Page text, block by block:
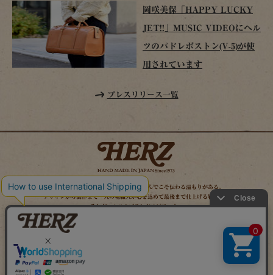
岡咲美保「HAPPY LUCKY
JET!!」MUSIC VIDEOにヘル
ツのパドレボストン(V-5)が使
用されています
プレスリリース一覧
時を経てこそ解る味わいがある。使い込んでこそ伝わる温もりがある。
デザインから製作まで一人の鞄職人が心を込めて最後まで仕上げる鞄作り。
それがヘルツのブランドスピリット。
MAIL MAGAZINE
X（旧TWITTER）